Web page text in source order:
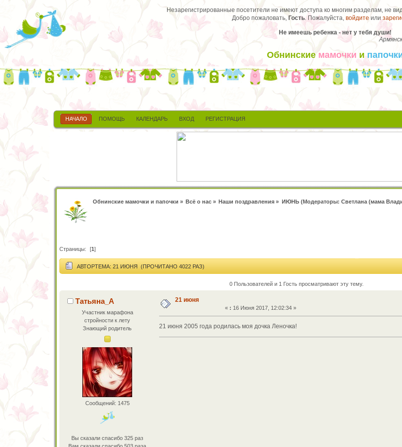
Незарегистрированные посетители не имеют доступа ко многим разделам, не
Добро пожаловать, Гость. Пожалуйста, войдите или
Не имеешь ребенка - нет у тебя души!
Обнинские мамочки и
НАЧАЛО ПОМОЩЬ КАЛЕНДАРЬ ВХОД РЕГИСТРАЦИЯ
Обнинские мамочки и папочки » Всё о нас» Наши поздравления » ИЮНЬ(Модераторы: Светлана (мама
Страницы: [1]
АВТОРТЕМА: 21 ИЮНЯ (ПРОЧИТАНО 4022 РАЗ)
0 Пользователей и 1 Гость просматривают эту тему.
Татьяна_А
Участник марафона
стройности к лету
Знающий родитель
Сообщений: 1475
Вы сказали спасибо 325 раз
21 июня
« : 16 Июня 2017, 12:02:34 »
21 июня 2005 года родилась моя дочка Леночка!